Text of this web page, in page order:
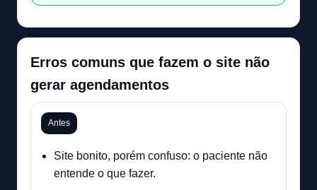
Erros comuns que fazem o site não
gerar agendamentos
Antes
Site bonito, porém confuso: o paciente não
entende o que fazer.